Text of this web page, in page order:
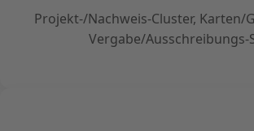
Projekt-/Nachweis-Cluster, Karten/
Vergabe/Ausschreibungs-